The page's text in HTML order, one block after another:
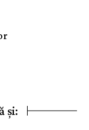
și: